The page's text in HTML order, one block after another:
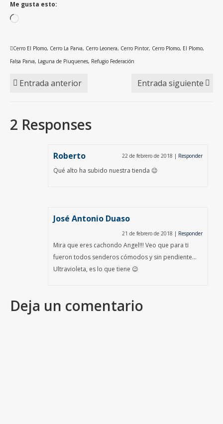
Me gusta esto:
Cargando...
Cerro El Plomo, Cerro La Parva, Cerro Leonera, Cerro Pintor, Cerro Plomo, El Plomo,
Falsa Parva, Laguna de Piuquenes, Refugio Federación
Entrada anterior Entrada siguiente
2 Responses
Roberto 22 de febrero de 2018 | Responder
Qué alto ha subido nuestra tienda 😉
José Antonio Duaso
21 de febrero de 2018 | Responder
Mira que eres cachondo Angel!!! Veo que para ti
fueron todos senderos cómodos y sin pendiente…
Ultravioleta, es lo que tiene 😉
Deja un comentario